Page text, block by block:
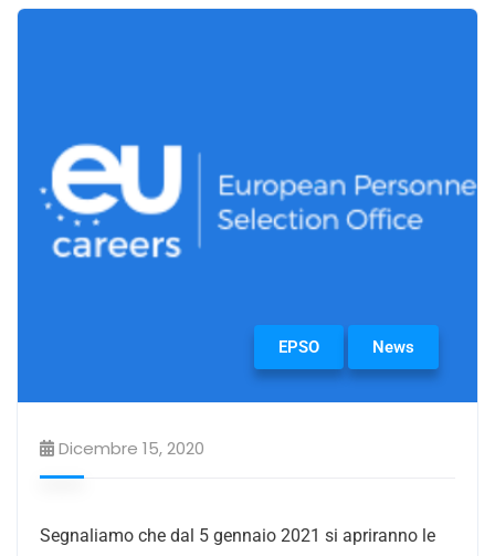
EPSO News
Dicembre 15, 2020
Segnaliamo che dal 5 gennaio 2021 si apriranno le